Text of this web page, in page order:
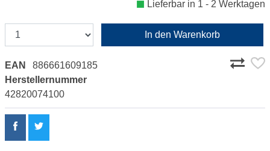
Lieferbar in 1 - 2 Werktagen
In den Warenkorb
EAN
886661609185
Herstellernummer
42820074100